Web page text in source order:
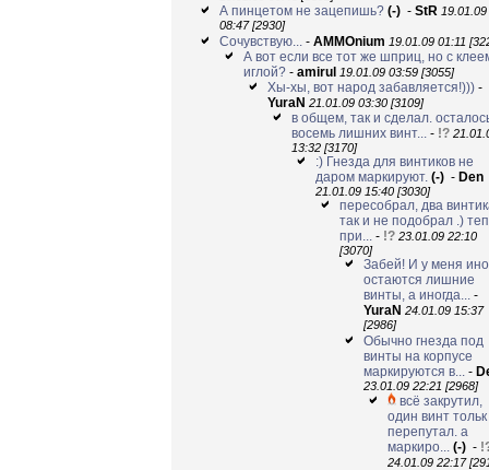
А пинцетом не зацепишь? (-) - StR 19.01.09
08:47 [2930]
Сочувствую... - AMMOnium 19.01.09 01:11
А вот если все тот же шприц, но с
иглой? - amirul 19.01.09 03:59 [3055]
Хы-хы, вот народ забавляется!))) -
YuraN 21.01.09 03:30 [3109]
в общем, так и сделал.
восемь лишних винт... - !?
13:32 [3170]
:) Гнезда для винтиков не
даром маркируют. (-) - Den
21.01.09 15:40 [3030]
пересобрал, два
так и не подобрал .)
при... - !? 23.01.09 22:10
[3070]
Забей! И у меня
остаются лишние
винты, а иногда... -
YuraN 24.01.09 15:37
[2986]
Обычно гнезда под
винты на корпусе
маркируются в... -
23.01.09 22:21 [2968]
всё закрутил,
один винт тольк
перепутал. а
маркиро... (-) -
24.01.09 22:17